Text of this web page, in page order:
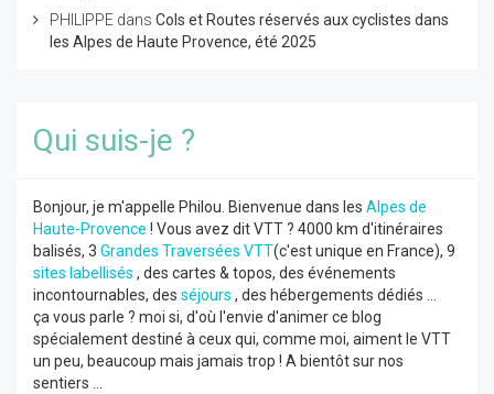
PHILIPPE dans Cols et Routes réservés aux cyclistes dans
les Alpes de Haute Provence, été 2025
Qui suis-je ?
Bonjour, je m'appelle Philou. Bienvenue dans les Alpes de
Haute-Provence ! Vous avez dit VTT ? 4000 km d'itinéraires
balisés, 3 Grandes Traversées VTT(c'est unique en France), 9
sites labellisés , des cartes & topos, des événements
incontournables, des séjours , des hébergements dédiés ...
ça vous parle ? moi si, d'où l'envie d'animer ce blog
spécialement destiné à ceux qui, comme moi, aiment le VTT
un peu, beaucoup mais jamais trop ! A bientôt sur nos
sentiers ...